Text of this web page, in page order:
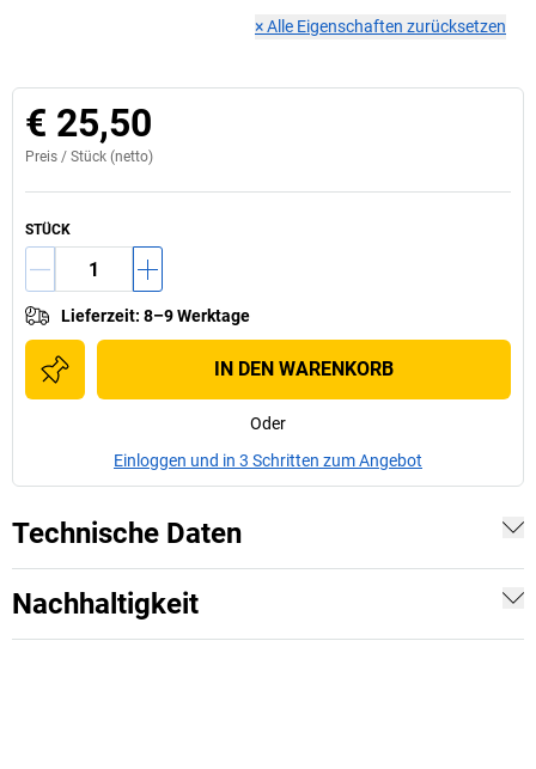
×Alle Eigenschaften zurücksetzen
€ 25,50
Preis / Stück (netto)
STÜCK
Lieferzeit: 8–9 Werktage
IN DEN WARENKORB
Oder
Einloggen und in 3 Schritten zum Angebot
Technische Daten
Nachhaltigkeit